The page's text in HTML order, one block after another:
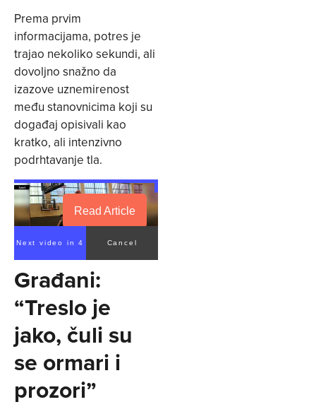
Prema prvim
informacijama, potres je
trajao nekoliko sekundi, ali
dovoljno snažno da
izazove uznemirenost
među stanovnicima koji su
događaj opisivali kao
kratko, ali intenzivno
podrhtavanje tla.
Read Article
Next video in 4 Cancel
Građani:
“Treslo je
jako, čuli su
se ormari i
prozori”